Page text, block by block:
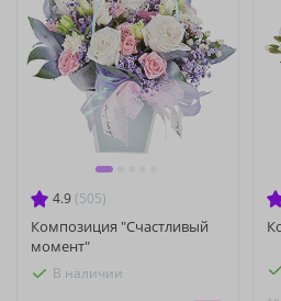
4.9 (505)
Композиция "Счастливый
момент"
В наличии